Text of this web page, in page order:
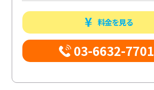
料金を見る
03-6632-7701